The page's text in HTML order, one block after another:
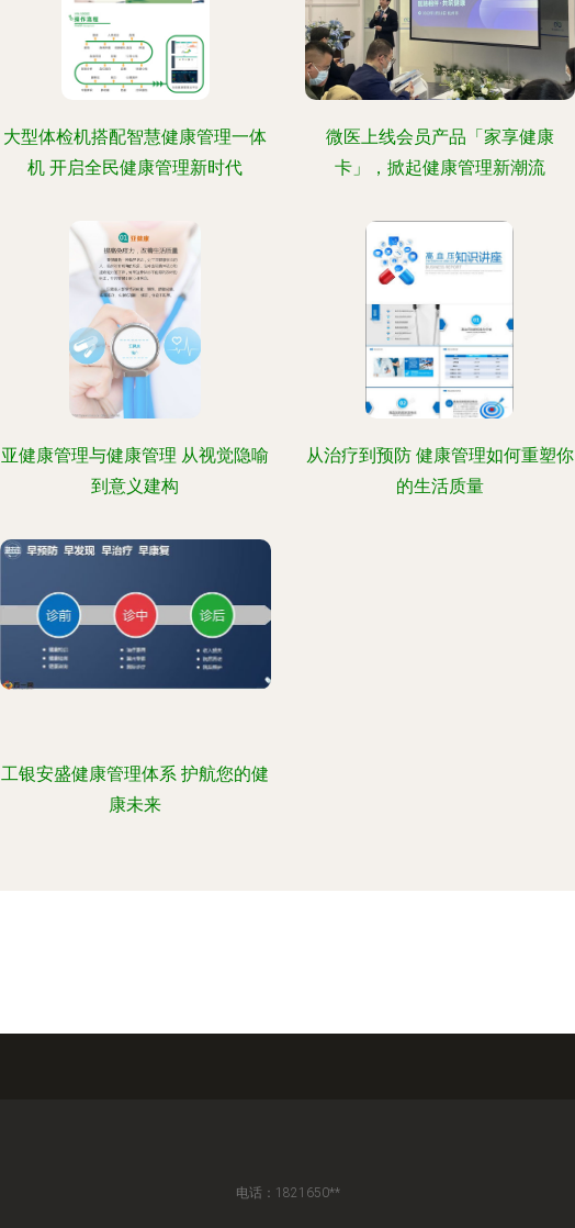
大型体检机搭配智慧健康管理一体
机 开启全民健康管理新时代
微医上线会员产品「家享健康
卡」，掀起健康管理新潮流
亚健康管理与健康管理 从视觉隐喻
到意义建构
从治疗到预防 健康管理如何重塑你
的生活质量
工银安盛健康管理体系 护航您的健
康未来
电话：1821650**